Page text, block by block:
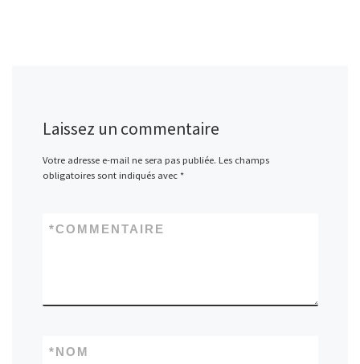
Laissez un commentaire
Votre adresse e-mail ne sera pas publiée. Les champs
obligatoires sont indiqués avec *
COMMENTAIRE
*
NOM
*